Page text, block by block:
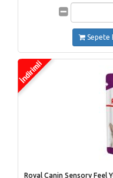
Sepete
Royal Canin Sensory Feel